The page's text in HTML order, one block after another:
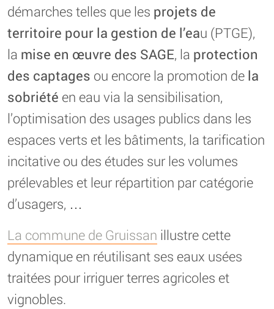
démarches telles que les projets de
territoire pour la gestion de l’eau (PTGE),
la mise en œuvre des SAGE, la protection
des captages ou encore la promotion de la
sobriété en eau via la sensibilisation,
l’optimisation des usages publics dans les
espaces verts et les bâtiments, la tarification
incitative ou des études sur les volumes
prélevables et leur répartition par catégorie
d’usagers, …
La commune de Gruissan illustre cette
dynamique en réutilisant ses eaux usées
traitées pour irriguer terres agricoles et
vignobles.